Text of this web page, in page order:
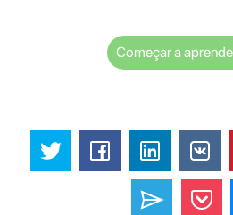
Começar a